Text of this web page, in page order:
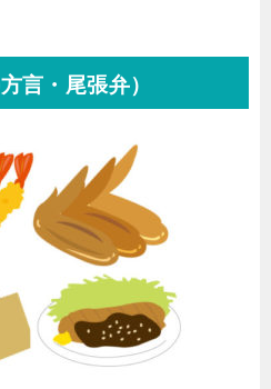
言・尾張弁）